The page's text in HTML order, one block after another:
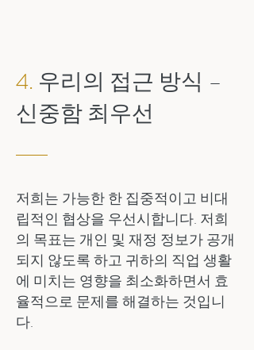
4. 우리의 접근 방식 –
신중함 최우선
저희는 가능한 한 집중적이고 비대
립적인 협상을 우선시합니다. 저희
의 목표는 개인 및 재정 정보가 공개
되지 않도록 하고 귀하의 직업 생활
에 미치는 영향을 최소화하면서 효
율적으로 문제를 해결하는 것입니
다.